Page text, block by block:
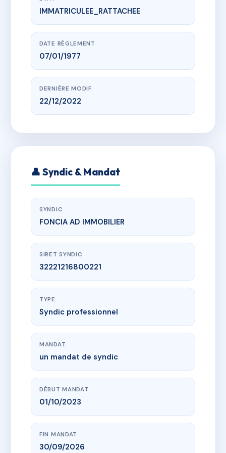
www.vme.plus/AC6817670
LES LOGGIAS
LES LOGGIAS 10 AVENUE SAINTE LORETTE 06130
IMMATRICULEE_RATTACHEE
DATE RÈGLEMENT
07/01/1977
DERNIÈRE MODIF.
22/12/2022
👤 Syndic & Mandat
SYNDIC
FONCIA AD IMMOBILIER
SIRET SYNDIC
32221216800221
TYPE
Syndic professionnel
MANDAT
un mandat de syndic
DÉBUT MANDAT
01/10/2023
FIN MANDAT
30/09/2026